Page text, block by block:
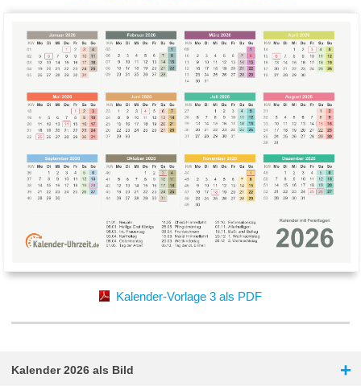
Kalender-Vorlage 3 als PDF
Kalender 2026 als Bild +